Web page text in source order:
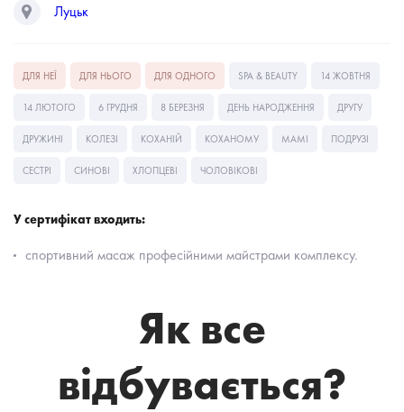
Луцьк
ДЛЯ НЕЇ ДЛЯ НЬОГО ДЛЯ ОДНОГО SPA & BEAUTY 14 ЖОВТНЯ
14 ЛЮТОГО 6 ГРУДНЯ 8 БЕРЕЗНЯ ДЕНЬ НАРОДЖЕННЯ ДРУГУ
ДРУЖИНІ КОЛЕЗІ КОХАНІЙ КОХАНОМУ МАМІ ПОДРУЗІ
СЕСТРІ СИНОВІ ХЛОПЦЕВІ ЧОЛОВІКОВІ
У сертифікат входить:
спортивний масаж професійними майстрами комплексу.
Як все
відбувається?